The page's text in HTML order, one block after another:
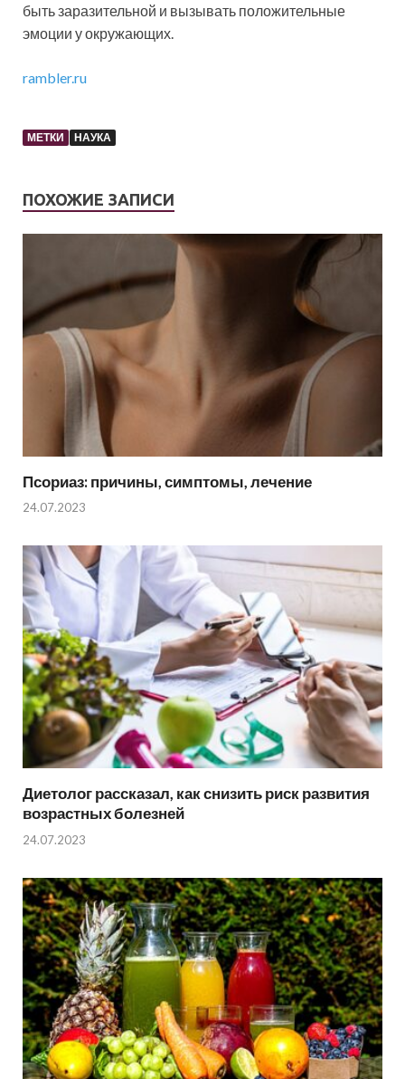
быть заразительной и вызывать положительные
эмоции у окружающих.
rambler.ru
МЕТКИ НАУКА
ПОХОЖИЕ ЗАПИСИ
Псориаз: причины, симптомы, лечение
24.07.2023
Диетолог рассказал, как снизить риск развития
возрастных болезней
24.07.2023